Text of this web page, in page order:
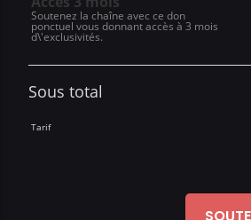
Soutenez la chaîne avec ce don
ponctuel vous donnant accès à 3 mois
d\'exclusivités.
Sous total
Tarif